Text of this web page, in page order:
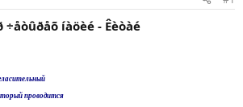
íàöèé - Êèòàé
проводится